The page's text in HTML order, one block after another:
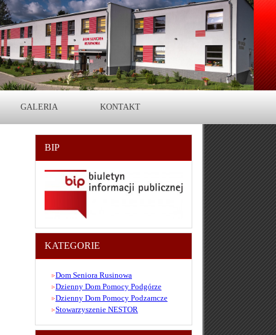
GALERIA KONTAKT
BIP
KATEGORIE
Dom Seniora Rusinowa
Dzienny Dom Pomocy Podgórze
Dzienny Dom Pomocy Podzamcze
Stowarzyszenie NESTOR